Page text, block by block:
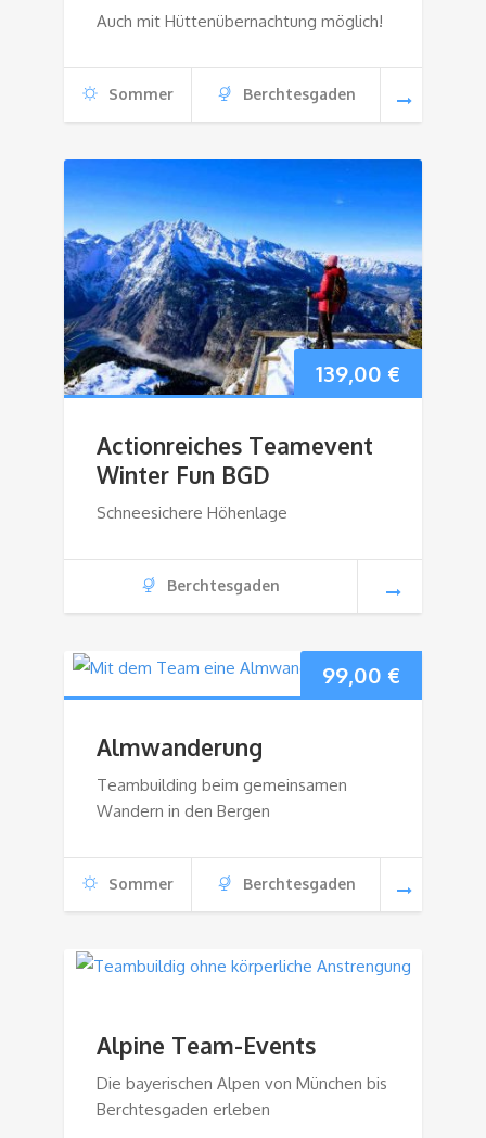
Auch mit Hüttenübernachtung möglich!
Sommer Berchtesgaden
139,00 €
Actionreiches Teamevent
Winter Fun BGD
Schneesichere Höhenlage
Berchtesgaden
99,00 €
Almwanderung
Teambuilding beim gemeinsamen
Wandern in den Bergen
Sommer Berchtesgaden
Alpine Team-Events
Die bayerischen Alpen von München bis
Berchtesgaden erleben